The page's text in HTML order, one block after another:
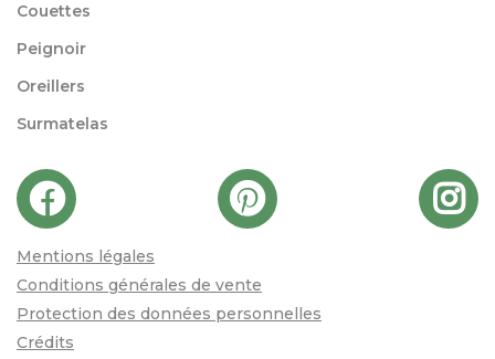
Couettes
Peignoir
Oreillers
Surmatelas
Mentions légales
Conditions générales de vente
Protection des données personnelles
Crédits